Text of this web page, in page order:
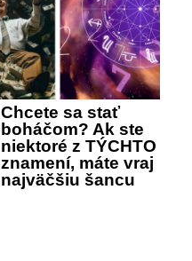
Chcete sa stať
boháčom? Ak ste
niektoré z TÝCHTO
znamení, máte vraj
najväčšiu šancu